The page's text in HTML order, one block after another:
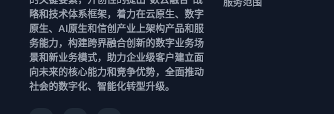
略和技术体系框架，着力在云原生、数字
原生、AI原生和信创产业上架构产品和服
务能力，构建跨界融合创新的数字业务场
景和新业务模式，助力企业级客户建立面
向未来的核心能力和竞争优势，全面推动
社会的数字化、智能化转型升级。